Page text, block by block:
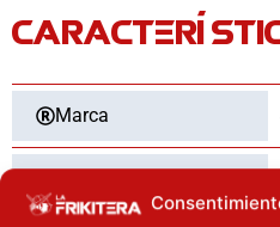
español
Marca